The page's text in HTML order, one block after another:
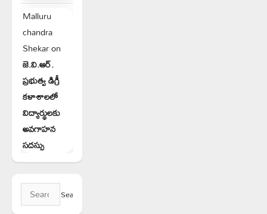
Malluru
chandra
Shekaron
జె.వి.ఆర్.
ప్రభుత్వ డిగ్రీ
కళాశాలలో
విద్యార్థులకు
అవగాహన
సదస్సు
Search
for: